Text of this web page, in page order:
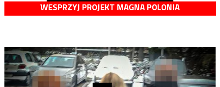
WESPRZYJ PROJEKT MAGNA POLONIA